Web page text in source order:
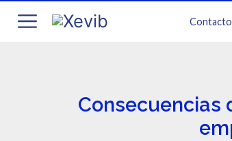
Contacto
Consecuencias